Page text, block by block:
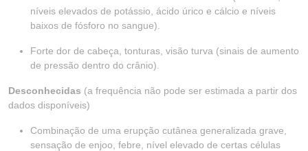
níveis elevados de potássio, ácido úrico e cálcio e níveis
baixos de fósforo no sangue).
Forte dor de cabeça, tonturas, visão turva (sinais de aumento
de pressão dentro do crânio).
Desconhecidas (a frequência não pode ser estimada a partir dos
dados disponíveis)
Combinação de uma erupção cutânea generalizada grave,
sensação de enjoo, febre, nível elevado de certas células